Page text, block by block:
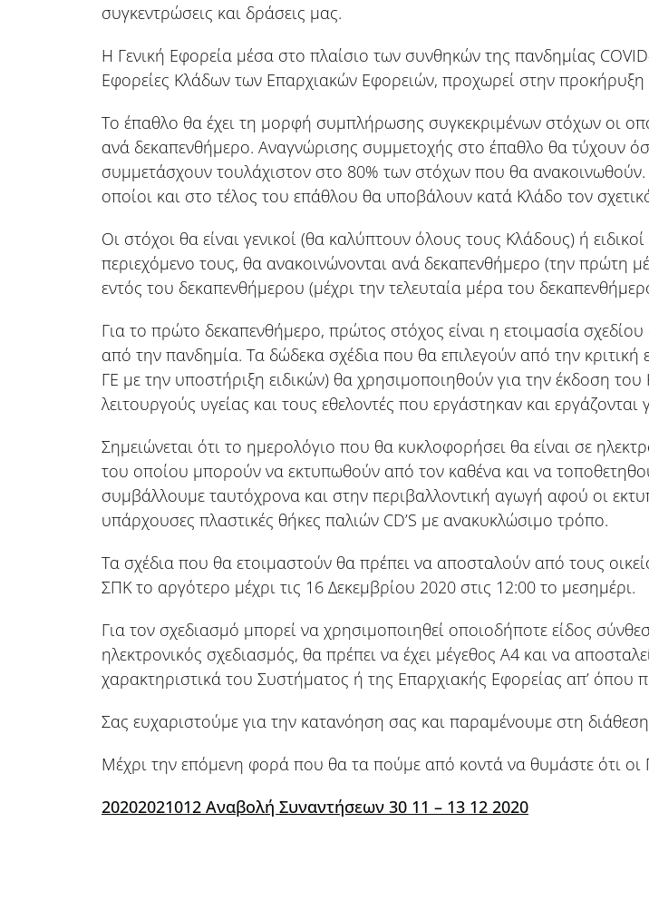
συγκεντρώσεις και δράσεις μας.
Η Γενική Εφορεία μέσα στο πλαίσιο των συνθηκών της πανδημίας
Εφορείες Κλάδων των Επαρχιακών Εφορειών, προχωρεί στην
Το έπαθλο θα έχει τη μορφή συμπλήρωσης συγκεκριμένων στόχων οι
ανά δεκαπενθήμερο. Αναγνώρισης συμμετοχής στο έπαθλο θα
συμμετάσχουν τουλάχιστον στο 80% των στόχων που θα
οποίοι και στο τέλος του επάθλου θα υποβάλουν κατά Κλάδο τον
Οι στόχοι θα είναι γενικοί (θα καλύπτουν όλους τους Κλάδους) ή
περιεχόμενο τους, θα ανακοινώνονται ανά δεκαπενθήμερο (την πρώτη
εντός του δεκαπενθήμερου (μέχρι την τελευταία μέρα του
Για το πρώτο δεκαπενθήμερο, πρώτος στόχος είναι η ετοιμασία
από την πανδημία. Τα δώδεκα σχέδια που θα επιλεγούν από την
ΓΕ με την υποστήριξη ειδικών) θα χρησιμοποιηθούν για την έκδοση
λειτουργούς υγείας και τους εθελοντές που εργάστηκαν και
Σημειώνεται ότι το ημερολόγιο που θα κυκλοφορήσει θα είναι σε
του οποίου μπορούν να εκτυπωθούν από τον καθένα και να
συμβάλλουμε ταυτόχρονα και στην περιβαλλοντική αγωγή αφού οι
υπάρχουσες πλαστικές θήκες παλιών CD’S με ανακυκλώσιμο τρόπο.
Τα σχέδια που θα ετοιμαστούν θα πρέπει να αποσταλούν από τους
ΣΠΚ το αργότερο μέχρι τις 16 Δεκεμβρίου 2020 στις 12:00 το μεσημέρι.
Για τον σχεδιασμό μπορεί να χρησιμοποιηθεί οποιοδήποτε είδος
ηλεκτρονικός σχεδιασμός, θα πρέπει να έχει μέγεθος Α4 και να
χαρακτηριστικά του Συστήματος ή της Επαρχιακής Εφορείας απ’ όπου
Σας ευχαριστούμε για την κατανόηση σας και παραμένουμε στη διάθεση
Μέχρι την επόμενη φορά που θα τα πούμε από κοντά να θυμάστε ότι
20202021012 Αναβολή Συναντήσεων 30 11 – 13 12 2020